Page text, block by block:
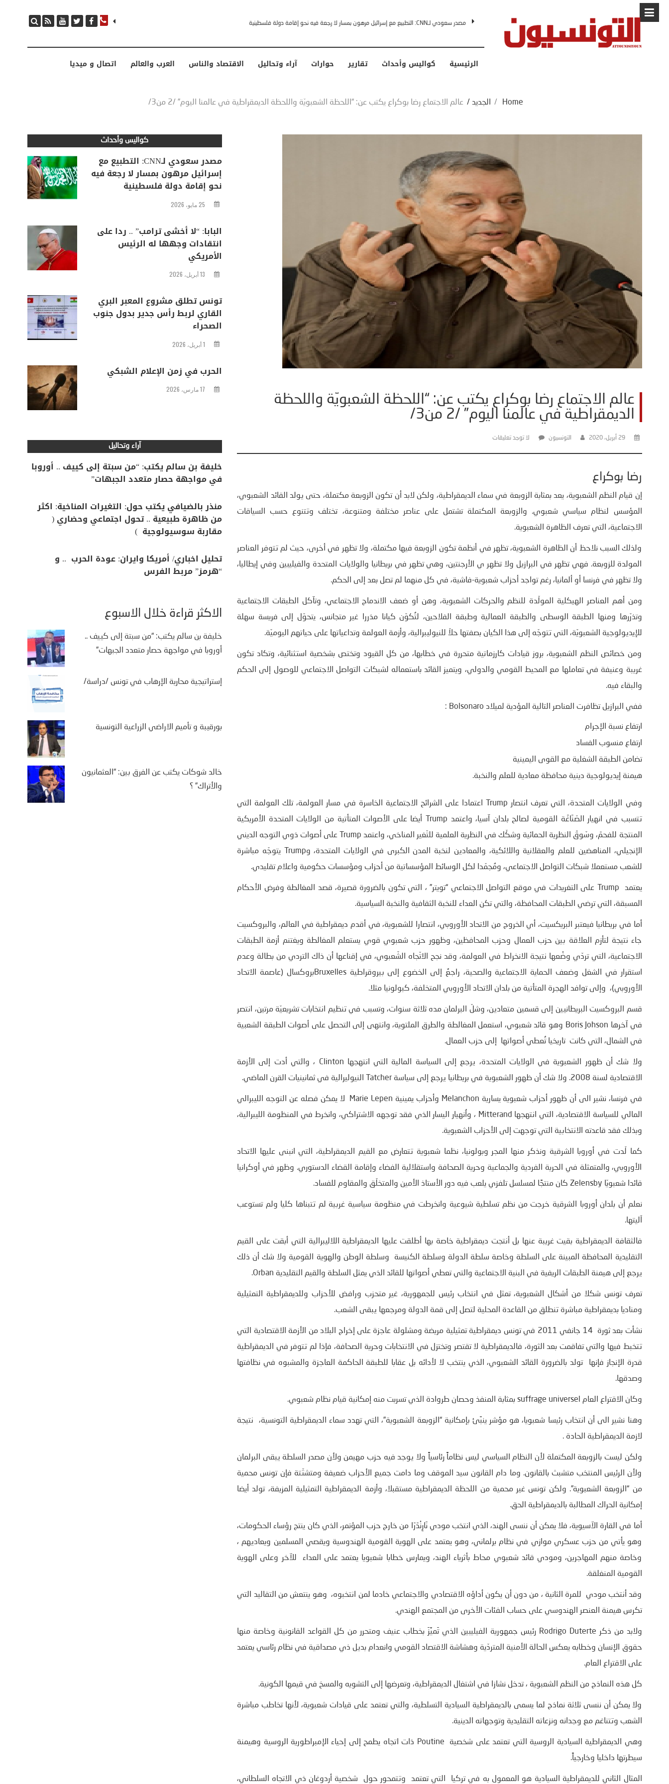
مصدر سعودي لـCNN: التطبيع مع إسرائيل مرهون بمسار لا رجعة فيه نحو إقامة دولة فلسطينية البابا: “لا أخشى ترامب” .. ردا على انتقادات وجهها له الرئيس الأمريكي
الرئيسية كواليس وأحداث تقارير حوارات آراء وتحاليل الاقتصاد والناس العرب والعالم اتصال و ميديا
Home
/ الجديد / عالم الاجتماع رضا بوكراع يكتب عن: “اللحظة الشعبويّة واللحظة الديمقراطية في عالمنا اليوم” /2 من3/
عالم الاجتماع رضا بوكراع يكتب عن: “اللحظة الشعبويّة واللحظة
الديمقراطية في عالمنا اليوم” /2 من3/
29 أبريل، 2020 التونسيون لا توجد تعليقات
رضا بوكراع
إن قيام النظم الشعبوية، يعد بمثابة الزوبعة في سماء الديمقراطية، ولكن لابد أن تكون الزوبعة مكتملة، حتى يولد القائد الشعبوي،
المؤسس لنظام سياسي شعبوي. والزوبعة المكتملة تشتمل على عناصر مختلفة ومتنوعة، تختلف وتتنوع حسب السياقات
الاجتماعية، التي تعرف الظاهرة الشعبوية.
ولذلك السبب نلاحظ أن الظاهرة الشعبوية، تظهر في أنظمة تكون الزوبعة فيها مكتملة، ولا تظهر في أخرى، حيث لم تتوفر العناصر
المولدة للزوبعة. فهي تظهر في البرازيل ولا تظهر ي الأرجنتين، وهي تظهر في بريطانيا والولايات المتحدة والفيليبين وفي إيطاليا،
ولا تظهر في فرنسا أو ألمانيا، رغم تواجد أحزاب شعبوية-فاشية، في كل منهما لم تصل بعد إلى الحكم.
ومن أهم العناصر الهيكلية المولّدة للنظم والحركات الشعبوية، وهن أو ضعف الاندماج الاجتماعي، وتآكل الطبقات الاجتماعية
وتذرّرها ومنها الطبقة الوسطى والطبقة العمالية وطبقة الفلاحين، لتُكوّن كيانا مذررا غير متجانس، يتحوّل إلى فريسة سهلة
للإيديولوجية الشعبويّة، التي تتوجّه إلى هذا الكيان بصفتها حلاّ للنيوليبرالية، وأزمة العولمة وتداعياتها على حياتهم اليوميّة.
ومن خصائص النظم الشعبوية، بروز قيادات كارزماتية متحررة في خطابها، من كل القيود وتختص بشخصية استثنائية، وتكاد تكون
غريبة وعنيفة في تعاملها مع المحيط القومي والدولي، ويتميز القائد باستعماله لشبكات التواصل الاجتماعي للوصول إلى الحكم
والبقاء فيه.
ففي البرازيل تظافرت العناصر التالية المؤدية لميلاد Bolsonaro :
ارتفاع نسبة الإجرام
ارتفاع منسوب الفساد
تضامن الطبقة الشغلية مع القوى اليمينية
هيمنة إيديولوجية دينية محافظة معادية للعلم والنخبة.
وفي الولايات المتحدة، التي تعرف انتصار Trump اعتمادا على الشرائح الاجتماعية الخاسرة في مسار العولمة، تلك العولمة التي
تتسبب في انهيار الصّنَاغَة القومية لصالح بلدان آسيا، واعتمد Trump أيضا على الأصوات المتأتية من الولايات المتحدة الأمريكية
المنتجة للفحمَ، وسّوقَ النظرية الحمائية وشكّك في النظرية العلمية للتّغير المناخي، واعتمد Trump على أصوات ذوي التوجه الديني
الإنجيلي، المناهضين للعلم والعقلانية واللائكية، والمعادين لنخبة المدن الكبرى في الولايات المتحدة، وTrump يتوجّه مباشرة
للشعب مستعملا شبكات التواصل الاجتماعي، ومُجمّدا لكل الوسائط المؤسساتية من أحزاب ومؤسسات حكومية واعلام تقليدي.
يعتمد Trump على التغريدات في موقع التواصل الاجتماعي “تويتر” ، التي تكون بالضرورة قصيرة، قصد المغالطة وفرض الأحكام
المسبقة، التي ترضي الطبقات المحافظة، والتي تكن العداء للنخبة الثقافية والنخبة السياسية.
أما في بريطانيا فيعتبر البريكسيت، أي الخروج من الاتحاد الأوروبي، انتصارا للشعبوية، في أقدم ديمقراطية في العالم، والبروكسيت
جاء نتيجة لتأزم العلاقة بين حزب العمال وحزب المحافظين، وظهور حزب شعبوي قوي يستعلم المغالطة ويغتنم أزمة الطبقات
الاجتماعية، التي تردّي وضْعها نتيجة الانخراط في العولمة، وقد نجح الاتّجاه الشّعبوي، في إقناعها أن ذاك التردي من بطالة وعدم
استقرار في الشغل وضعف الحماية الاجتماعية والصحية، راجعٌ إلى الخضوع إلى بيروقراطية Bruxellesبروكسال (عاصمة الاتحاد
الأوروبي)، وإلى توافد الهجرة المتأتية من بلدان الاتحاد الأوروبي المتخلفة، كبولونيا مثلا.
قسم البروكسيت البريطانيين إلى قسمين متعادين، وشلّ البرلمان مده ثلاثة سنوات، وتسبب في تنظيم انتخابات تشريعيّة مرتين، انتصر
في آخرها Boris Johson وهو قائد شعبوي، استعمل المغالطة والطرق الملتوية، وانتهى إلى التحصل على أصوات الطبقة الشعبية
في الشمال، التي كانت تاريخيا تُعطي أصواتها إلى حزب العمال.
ولا شك أن ظهور الشعبوية في الولايات المتحدة، يرجع إلى السياسة المالية التي انتهجها Clinton ، والتي أدت إلى الأزمة
الاقتصادية لسنة 2008. ولا شك أن ظهور الشعبوية في بريطانيا يرجع إلى سياسة Tatcher النيوليرالية في ثمانينيات القرن الماضي.
في فرنسا، نشير الى أن ظهور أحزاب شعبوية يسارية Melanchon وأحزاب يمينية Marie Lepen لا يمكن فصله عن التوجه الليبرالي
المالي للسياسة الاقتصادية، التي انتهجها Mitterand ، واُنهيار اليسار الذي فقد توجهه الاشتراكي، وانخرط في المنظومة الليبرالية،
وبذلك فقد قاعدته الانتخابية التي توجهت إلى الأحزاب الشعبوية.
كما لّدت في أوروبا الشرقية ونذكر منها المجر وبولونيا، نظما شعبوية تتعارض مع القيم الديمقراطية، التي انبنى عليها الاتحاد
الأوروبي، والمتمثلة في الحرية الفردية والجماعية وحرية الصحافة واستقلالية الفضاء وإقامة القضاء الدستوري. وظهر في أوكرانيا
قائدا شعبويّا Zelensby كان منتجًا لمسلسل تلفزي يلعب فيه دور الأستاذ الأمين والمتخلّق والمقاوم للفساد.
نعلم أن بلدان أوروبا الشرقية خرجت من نظم تسلطية شيوعية وانخرطت في منظومة سياسية غربية لم تتبناها كليا ولم تستوعب
آليتها.
فالثقافة الديمقراطية بقيت غريبة عنها بل أنتجت ديمقراطية خاصة بها أطلقت عليها الديمقراطية اللاليبرالية التي أبقت على القيم
التقليدية المحافظة المبينة على السلطة وخاصة سلطة الدولة وسلطة الكنيسة وسلطة الوطن والهوية القومية ولا شك أن ذلك
يرجع إلى هيمنة الطبقات الريفية في البنية الاجتماعية والتي تعطي أصواتها للقائد الذي يمثل السلطة والقيم التقليدية Orban.
تعرف تونس شكلا من أشكال الشعبوية، تمثل في انتخاب رئيس للجمهورية، غير متحزب ورافض للأحزاب وللديمقراطية التمثيلية
ومناديا بديمقراطية مباشرة تنطلق من القاعدة المحلية لتصل إلى قمة الدولة ومرجعها يبقى الشعب.
نشأت بعد ثورة 14 جانفي 2011 في تونس ديمقراطية تمثيلية مريضة ومشلولة عاجزة على إخراج البلاد من الأزمة الاقتصادية التي
تتخبط فيها والتي تفاقمت بعد الثورة، فالديمقراطية لا تقتصر وتختزل في الانتخابات وحرية الصحافة، فإذا لم تتوفر في الديمقراطية
قدرة الإنجاز فإنها تولد بالضرورة القائد الشعبوي، الذي ينتخب لا لأدائه بل عقابا للطبقة الحاكمة العاجزة والمشبوه في نظافتها
وصدقها.
وكان الاقتراع العام suffrage universel بمثابة المنفذ وحصان طروادة الذي تسربت منه إمكانية قيام نظام شعبوي.
وهنا نشير الى أن انتخاب رئيسا شعبويا، هو مؤشر ينبِّئ بإمكانية “الزوبعة الشعبوية”، التي تهدد سماء الديمقراطية التونسية، نتيجة
لازمة الديمقراطية الحادة .
ولكن ليست بالزوبعة المكتملة لأن النظام السياسي ليس نظاماً رئاسياً ولا يوجد فيه حزب مهيمن ولأن مصدر السلطة يبقى البرلمان
ولأن الرئيس المنتخب متشبث بالقانون. وما دام القانون سيد الموقف وما دامت جميع الأحزاب ضعيفة ومتشتّتة فإن تونس محمية
من “الزوبعة الشعبوية”. ولكن تونس غير محمية من اللحظة الديمقراطية مستقبلا، وأزمة الديمقراطية التمثيلية المزيفة، تولد أيضا
إمكانية الحراك المطالبة بالديمقراطية الحق.
أما في القارة الآسيوية، فلا يمكن أن ننسى الهند، الذي انتخب مودي نَارِنْدَرَا من خارج حزب المؤتمر، الذي كان ينتج رؤساء الحكومات،
وهو يأتي من حزب عسكري موازي في نظام برلماني، وهو يعتمد على الهوية القومية الهندوسية ويقصي المسلمين ويعاديهم ،
وخاصة منهم المهاجرين، ومودي قائد شعبوي محاط بأثرياء الهند، ويمارس خطابا شعبويا يعتمد على العداء للآخر وعلى الهوية
القومية المنغلقة.
وقد أنتخب مودي للمرة الثانية ، من دون أن يكون أداؤه الاقتصادي والاجتماعي خادما لمن انتخبوه، وهو ينتعش من التقاليد التي
تكرس هيمنة العنصر الهندوسي على حساب الفئات الأخرى من المجتمع الهندي.
ولابد من ذكر Rodrigo Duterte رئيس جمهورية الفيليبين الذي تَميَّزَ بخطاب عنيف ومتحرر من كل القواعد القانونية وخاصة منها
حقوق الإنسان وخطابه يعكس الحالة الأمنية المتردّية وهشاشة الاقتصاد القومي وانعدام بديل ذي مصداقية في نظام رئاسي يعتمد
على الاقتراع العام.
كل هذه النماذج من النظم الشعبوية ، تدخل نشازا في اشتغال الديمقراطية، وتعرضها إلى التشويه والمسخ في قيمها الكونية.
ولا يمكن أن ننسى ثلاثة نماذج لما يسمى بالديمقراطية السيادية التسلطية، والتي تعتمد على قيادات شعبوية، لأنها تخاطب مباشرة
الشعب وتتناغم مع وجدانه ونزعاته التقليدية وتوجهاته الدينية.
وهي الديمقراطية السيادية الروسية التي تعتمد على شخصية Poutine ذات اتجاه يطمح إلى إحياء الإمبراطورية الروسية وهيمنة
سيطرتها داخليا وخارجياً.
المثال الثاني للديمقراطية السيادية هو المعمول به في تركيا التي تعتمد وتتمحور حول شخصية أردوغان ذي الاتجاه السلطاني،
كواليس وأحداث
مصدر سعودي لـCNN: التطبيع مع
إسرائيل مرهون بمسار لا رجعة فيه
نحو إقامة دولة فلسطينية
25 مايو، 2026
البابا: “لا أخشى ترامب” .. ردا على
انتقادات وجهها له الرئيس
الأمريكي
13 أبريل، 2026
تونس تطلق مشروع المعبر البري
القاري لربط رأس جدير بدول جنوب
الصحراء
1 أبريل، 2026
الحرب في زمن الإعلام الشبكي
17 مارس، 2026
آراء وتحاليل
خليفة بن سالم يكتب: “من سبتة إلى كييف .. أوروبا
في مواجهة حصار متعدد الجبهات”
منذر بالضيافي يكتب حول: التغيرات المناخية: اكثر
من ظاهرة طبيعية .. تحول اجتماعي وحضاري (
مقاربة سوسيولوجية )
تحليل اخباري/ أمريكا وايران: عودة الحرب .. و
“هرمز” مربط الفرس
الأكثر قراءة خلال الأسبوع
خليفة بن سالم يكتب: “من سبتة إلى كييف ..
أوروبا في مواجهة حصار متعدد الجبهات”
إستراتيجية محاربة الإرهاب في تونس /دراسة/
بورقيبة و تأميم الاراضي الزراعية التونسية
خالد شوكات يكتب عن الفرق بين: “العثمانيون
والأتراك” ؟